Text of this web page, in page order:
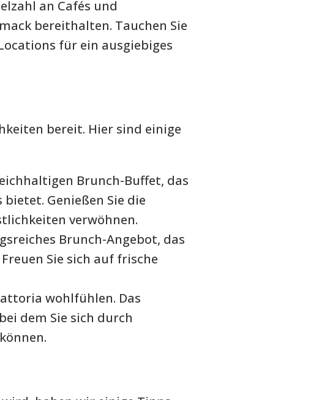
an Cafés und
bereithalten. Tauchen Sie
für ein ausgiebiges
bereit. Hier sind einige
Brunch-Buffet, das
Genießen Sie die
verwöhnen.
Brunch-Angebot, das
Sie sich auf frische
wohlfühlen. Das
dem Sie sich durch